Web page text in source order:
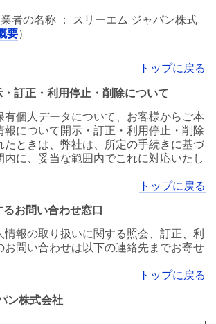
者の名称 ： スリーエム ジャパン株式
要）
トップに戻る
訂正・利用停止・削除について
有個人データについて、お客様からご本
報について開示・訂正・利用停止・削除
たときは、弊社は、所定の手続きに基づ
内に、妥当な範囲内でこれに対応いたし
トップに戻る
お問い合わせ窓口
情報の取り扱いに関する照会、訂正、利
お問い合わせは以下の連絡先までお寄せ
トップに戻る
ン株式会社